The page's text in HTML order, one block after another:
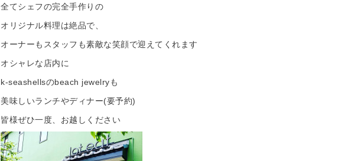
全てシェフの完全手作りの
オリジナル料理は絶品で、
オーナーもスタッフも素敵な笑顔で迎えてくれます
オシャレな店内に
k-seashellsのbeach jewelryも
美味しいランチやディナー(要予約)
皆様ぜひ一度、お越しください